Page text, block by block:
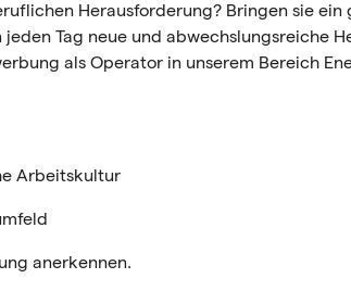
Herausforderung? Bringen sie ein
Tag neue und abwechslungsreiche
als Operator in unserem Bereich
Arbeitskultur
anerkennen.